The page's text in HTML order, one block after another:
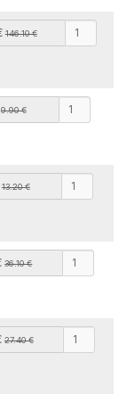
146.10 €
Dropdown
9.90 €
Dropdown
13.20 €
Dropdown
36.10 €
Dropdown
27.40 €
Dropdown